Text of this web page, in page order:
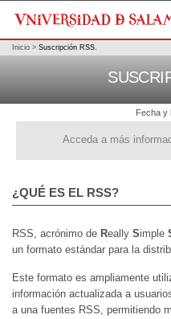
Fecha y
Acceda a más
Inicio > Suscripción RSS.
¿QUÉ ES EL RSS?
RSS, acrónimo de Really Simple
un formato estándar para la
Este formato es ampliamente
información actualizada a
a una fuentes RSS, permitiendo